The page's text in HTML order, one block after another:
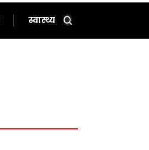
स्वास्थ्य